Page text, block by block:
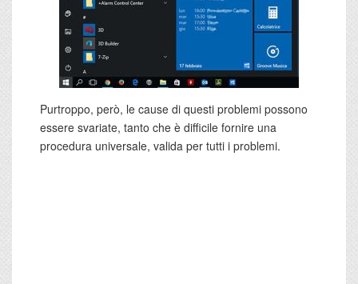
Purtroppo, però, le cause di questi problemi possono
essere svariate, tanto che è difficile fornire una
procedura universale, valida per tutti i problemi.